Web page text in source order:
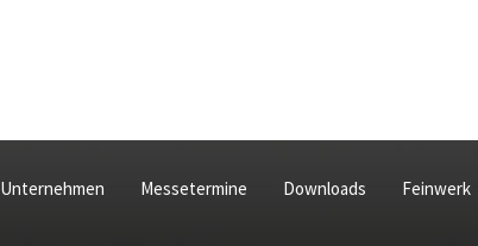
Unternehmen Messetermine Downloads Feinwerk